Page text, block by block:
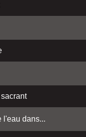
l'eau dans...